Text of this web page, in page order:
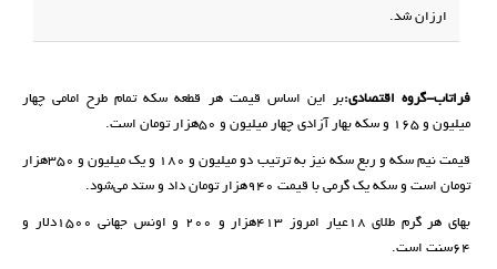
ارزان شد.
فراتاب-گروه اقتصادی:بر این اساس قیمت هر قطعه سکه تمام طرح امامی چهار
میلیون و ۱۶۵ و سکه بهار آزادی چهار میلیون و ۵۰هزار تومان است.
قیمت نیم سکه و ربع سکه نیز به ترتیب دو میلیون و ۱۸۰ و یک میلیون و ۳۵۰هزار
تومان است و سکه یک گرمی با قیمت ۹۴۰هزار تومان داد و ستد می‌‌شود.
بهای هر گرم طلای ۱۸عیار امروز ۴۱۳هزار و ۲۰۰ و اونس جهانی ۱۵۰۰دلار و
۶۴سنت است.